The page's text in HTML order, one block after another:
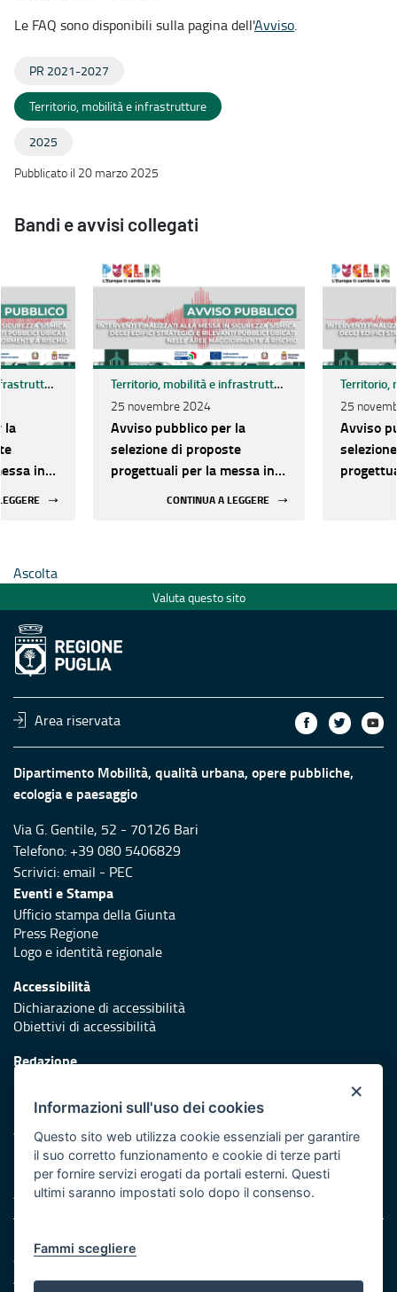
Le FAQ sono disponibili sulla pagina dell'Avviso.
PR 2021-2027
Territorio, mobilità e infrastrutture
2025
Pubblicato il 20 marzo 2025
Bandi e avvisi collegati
Territorio, mobilità e infrastrutture
la
in
Territorio, mobilità e infrastrutture
25 novembre 2024
Avviso pubblico per la
selezione di proposte
progettuali per la messa in
CONTINUA A LEGGERE
25
Avviso
Ascolta
Valuta questo sito
Area riservata
Dipartimento Mobilità, qualità urbana, opere pubbliche,
ecologia e paesaggio
Via G. Gentile, 52 - 70126 Bari
Telefono: +39 080 5406829
Scrivici:email - PEC
Eventi e Stampa
Ufficio stampa della Giunta
Press Regione
Logo e identità regionale
Accessibilità
Dichiarazione di accessibilità
Obiettivi di accessibilità
Redazione
Protezione civile
Vai al sito di Protezione Civile Puglia
Iniziativa finanziata con risorse del POR Puglia 2014/2020 -
Asse XI
Note legali
Cookie e privacy
Amministrazione trasparente
×
Informazioni sull'uso dei cookies
Questo sito web utilizza cookie essenziali per garantire
il suo corretto funzionamento e cookie di terze parti
per fornire servizi erogati da portali esterni. Questi
ultimi saranno impostati solo dopo il consenso.
Fammi scegliere